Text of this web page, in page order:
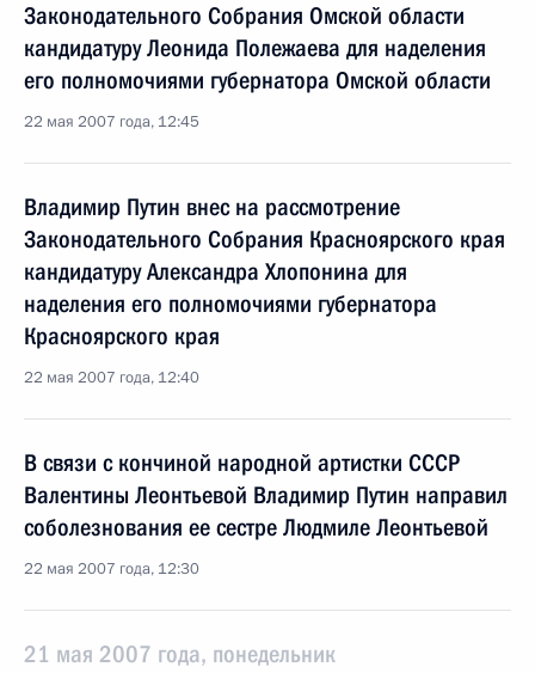
Законодательного Собрания Омской области
кандидатуру Леонида Полежаева для наделения
его полномочиями губернатора Омской области
22 мая 2007 года, 12:45
Владимир Путин внес на рассмотрение
Законодательного Собрания Красноярского края
кандидатуру Александра Хлопонина для
наделения его полномочиями губернатора
Красноярского края
22 мая 2007 года, 12:40
В связи с кончиной народной артистки СССР
Валентины Леонтьевой Владимир Путин направил
соболезнования ее сестре Людмиле Леонтьевой
22 мая 2007 года, 12:30
21 мая 2007 года, понедельник